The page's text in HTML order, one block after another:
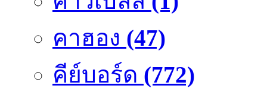
คาฮอง (47)
คีย์บอร์ด (772)